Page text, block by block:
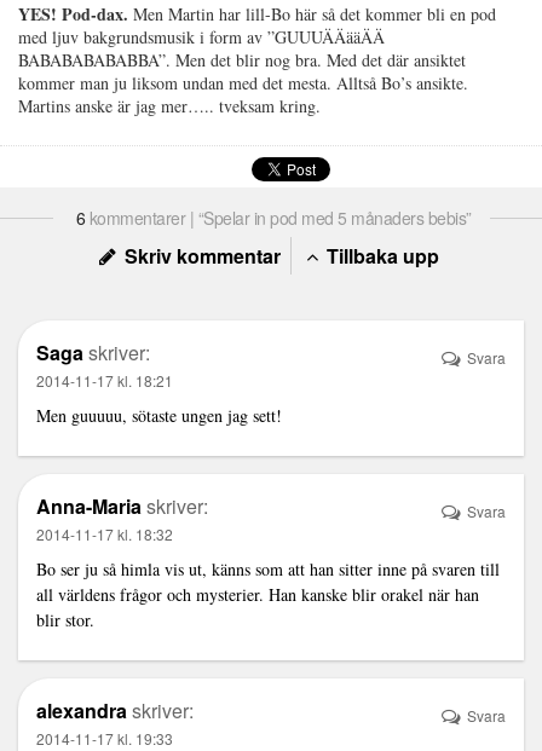
YES! Pod-dax. Men Martin har lill-Bo här så det kommer bli en pod
med ljuv bakgrundsmusik i form av ”GUUUÄÄääÄÄ
BABABABABABBA”. Men det blir nog bra. Med det där ansiktet
kommer man ju liksom undan med det mesta. Alltså Bo’s ansikte.
Martins anske är jag mer….. tveksam kring.
6 kommentarer | “Spelar in pod med 5 månaders bebis”
Skriv kommentar Tillbaka upp
Sagaskriver:
2014-11-17 kl. 18:21
Men guuuuu, sötaste ungen jag sett!
Svara
Anna-Mariaskriver:
2014-11-17 kl. 18:32
Bo ser ju så himla vis ut, känns som att han sitter inne på svaren till
all världens frågor och mysterier. Han kanske blir orakel när han
blir stor.
Svara
alexandraskriver:
2014-11-17 kl. 19:33
Svara